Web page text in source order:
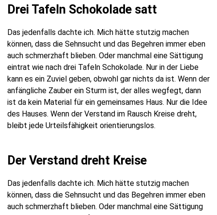
Drei Tafeln Schokolade satt
Das jedenfalls dachte ich. Mich hätte stutzig machen
können, dass die Sehnsucht und das Begehren immer eben
auch schmerzhaft blieben. Oder manchmal eine Sättigung
eintrat wie nach drei Tafeln Schokolade. Nur in der Liebe
kann es ein Zuviel geben, obwohl gar nichts da ist. Wenn der
anfängliche Zauber ein Sturm ist, der alles wegfegt, dann
ist da kein Material für ein gemeinsames Haus. Nur die Idee
des Hauses. Wenn der Verstand im Rausch Kreise dreht,
bleibt jede Urteilsfähigkeit orientierungslos.
Der Verstand dreht Kreise
Das jedenfalls dachte ich. Mich hätte stutzig machen
können, dass die Sehnsucht und das Begehren immer eben
auch schmerzhaft blieben. Oder manchmal eine Sättigung